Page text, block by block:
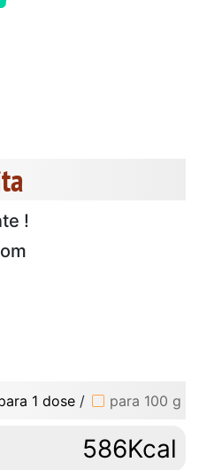
!
1 dose / para 100 g
586Kcal